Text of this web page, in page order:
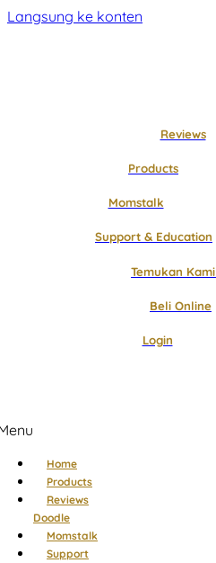
Langsung ke konten
Reviews
Products
Momstalk
Support & Education
Temukan
Beli Online
Login
Home
Products
Reviews
Doodle
Momstalk
Support